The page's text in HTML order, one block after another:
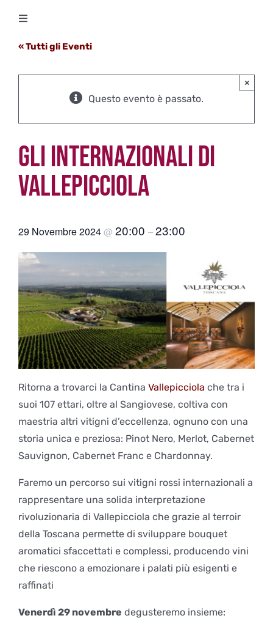
contenuto
Toggle
Degustazioni
Storico Eventi
L’associazione
« Tutti gli Eventi
Questo evento è passato.
×
GLI INTERNAZIONALI DI
VALLEPICCIOLA
29 Novembre 2024@ 20:00 –23:00
Ritorna a trovarci la Cantina Vallepicciola che tra i
suoi 107 ettari, oltre al Sangiovese, coltiva con
maestria altri vitigni d’eccellenza, ognuno con una
storia unica e preziosa: Pinot Nero, Merlot, Cabernet
Sauvignon, Cabernet Franc e Chardonnay.
Faremo un percorso sui vitigni rossi internazionali a
rappresentare una solida interpretazione
rivoluzionaria di Vallepicciola che grazie al terroir
della Toscana permette di sviluppare bouquet
aromatici sfaccettati e complessi, producendo vini
che riescono a emozionare i palati più esigenti e
raffinati
Venerdì 29 novembre degusteremo insieme: